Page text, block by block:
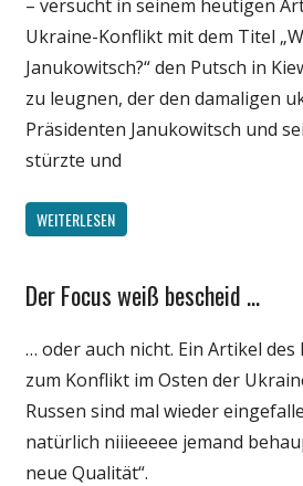
– versucht in seinem heutigen
Ukraine-Konflikt mit dem Titel
Janukowitsch?“ den Putsch in
zu leugnen, der den damaligen
Präsidenten Janukowitsch und
stürzte und
WEITERLESEN
Gesellschaft
Medien
Politik
Webfundstück
Wissenschaft
Der Focus weiß bescheid …
… oder auch nicht. Ein Artikel des
zum Konflikt im Osten der
Russen sind mal wieder
natürlich niiieeeee jemand
neue Qualität“.